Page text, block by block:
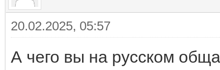
20.02.2025, 05:57
А чего вы на русском